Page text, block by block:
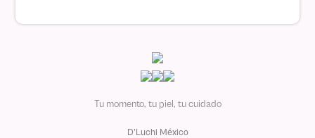
Tu momento, tu piel, tu cuidado
D'Luchi México